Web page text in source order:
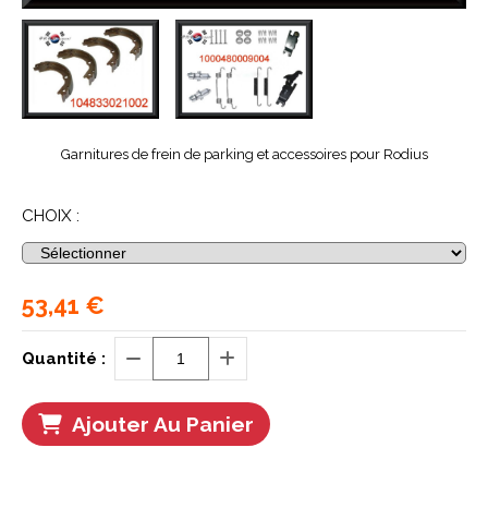
Garnitures de frein de parking et accessoires pour Rodius
CHOIX :
53,41 €
Quantité :
Ajouter Au Panier